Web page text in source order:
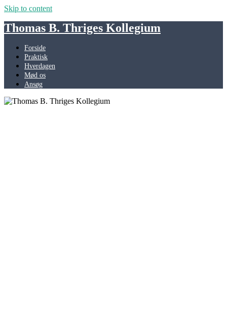
Skip to content
Thomas B. Thriges Kollegium
Forside
Praktisk
Hverdagen
Mød os
Ansøg